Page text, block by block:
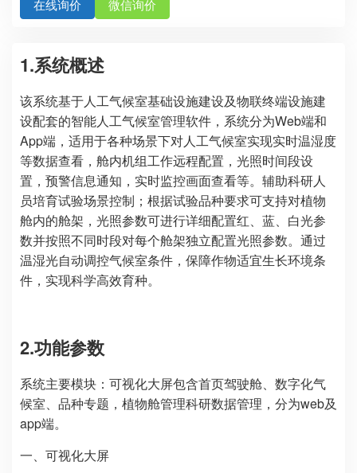
在线询价 微信询价
1.系统概述
该系统基于人工气候室基础设施建设及物联终端设施建
设配套的智能人工气候室管理软件，系统分为Web端和
App端，适用于各种场景下对人工气候室实现实时温湿度
等数据查看，舱内机组工作远程配置，光照时间段设
置，预警信息通知，实时监控画面查看等。辅助科研人
员培育试验场景控制；根据试验品种要求可支持对植物
舱内的舱架，光照参数可进行详细配置红、蓝、白光参
数并按照不同时段对每个舱架独立配置光照参数。通过
温湿光自动调控气候室条件，保障作物适宜生长环境条
件，实现科学高效育种。
2.功能参数
系统主要模块：可视化大屏包含首页驾驶舱、数字化气
候室、品种专题，植物舱管理科研数据管理，分为web及
app端。
一、可视化大屏